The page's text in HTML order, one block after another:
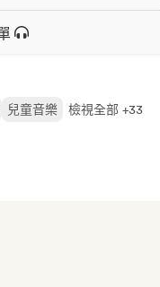
兒童音樂 檢視全部 +33